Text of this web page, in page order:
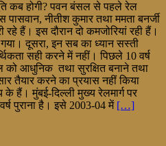
कब होगी? पवन बंसल से पहले रेल
पासवान, नीतीश कुमार तथा ममता बनर्जी
रहे हैं। इस दौरान दो कमजोरियां रही हैं।
दूसरा, इन सब का ध्यान सस्ती
सही करने में नहीं। पिछले 10 वर्ष
को आधुनिक तथा सुरक्षित बनाने तथा
तैयार करने का प्रयास नहीं किया
हैं। मुंबई-दिल्ली मुख्य रेलमार्ग पर
पुराना है। इसे 2003-04 में […]